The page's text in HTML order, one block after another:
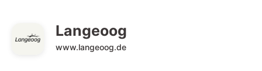
Langeoog
www.langeoog.de